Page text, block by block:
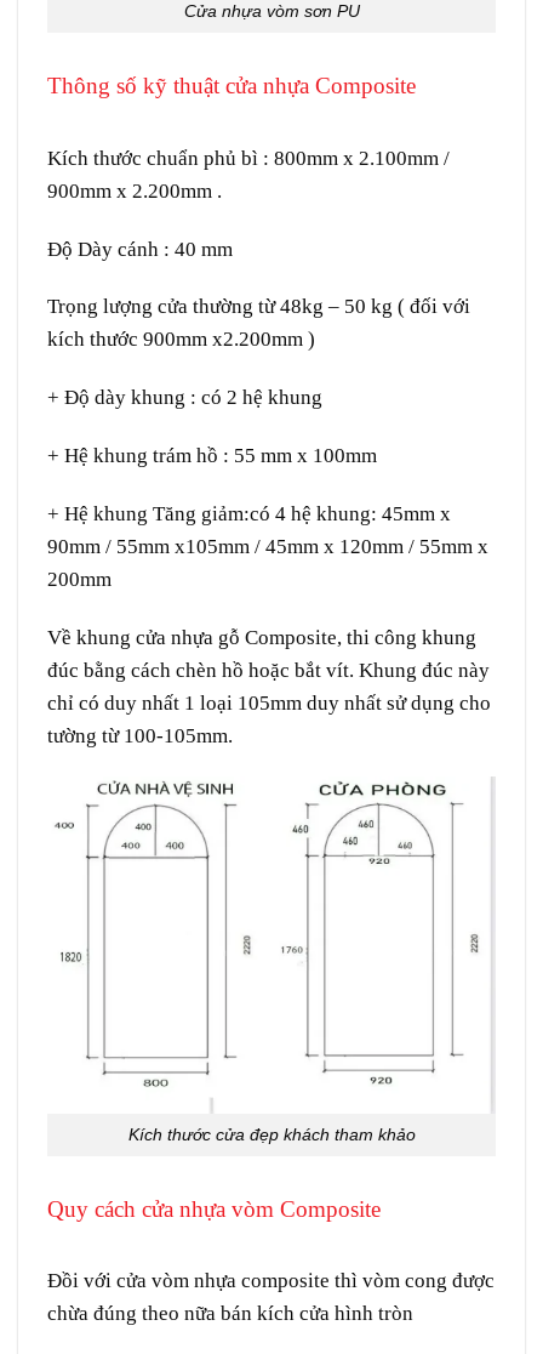
Cửa nhựa vòm sơn PU
Thông số kỹ thuật cửa nhựa Composite
Kích thước chuẩn phủ bì : 800mm x 2.100mm /
900mm x 2.200mm .
Độ Dày cánh : 40 mm
Trọng lượng cửa thường từ 48kg – 50 kg ( đối với
kích thước 900mm x2.200mm )
+ Độ dày khung : có 2 hệ khung
+ Hệ khung trám hồ : 55 mm x 100mm
+ Hệ khung Tăng giảm:có 4 hệ khung: 45mm x
90mm / 55mm x105mm / 45mm x 120mm / 55mm x
200mm
Về khung cửa nhựa gỗ Composite, thi công khung
đúc bằng cách chèn hồ hoặc bắt vít. Khung đúc này
chỉ có duy nhất 1 loại 105mm duy nhất sử dụng cho
tường từ 100-105mm.
Kích thước cửa đẹp khách tham khảo
Quy cách cửa nhựa vòm Composite
Đồi với cửa vòm nhựa composite thì vòm cong được
chừa đúng theo nữa bán kích cửa hình tròn